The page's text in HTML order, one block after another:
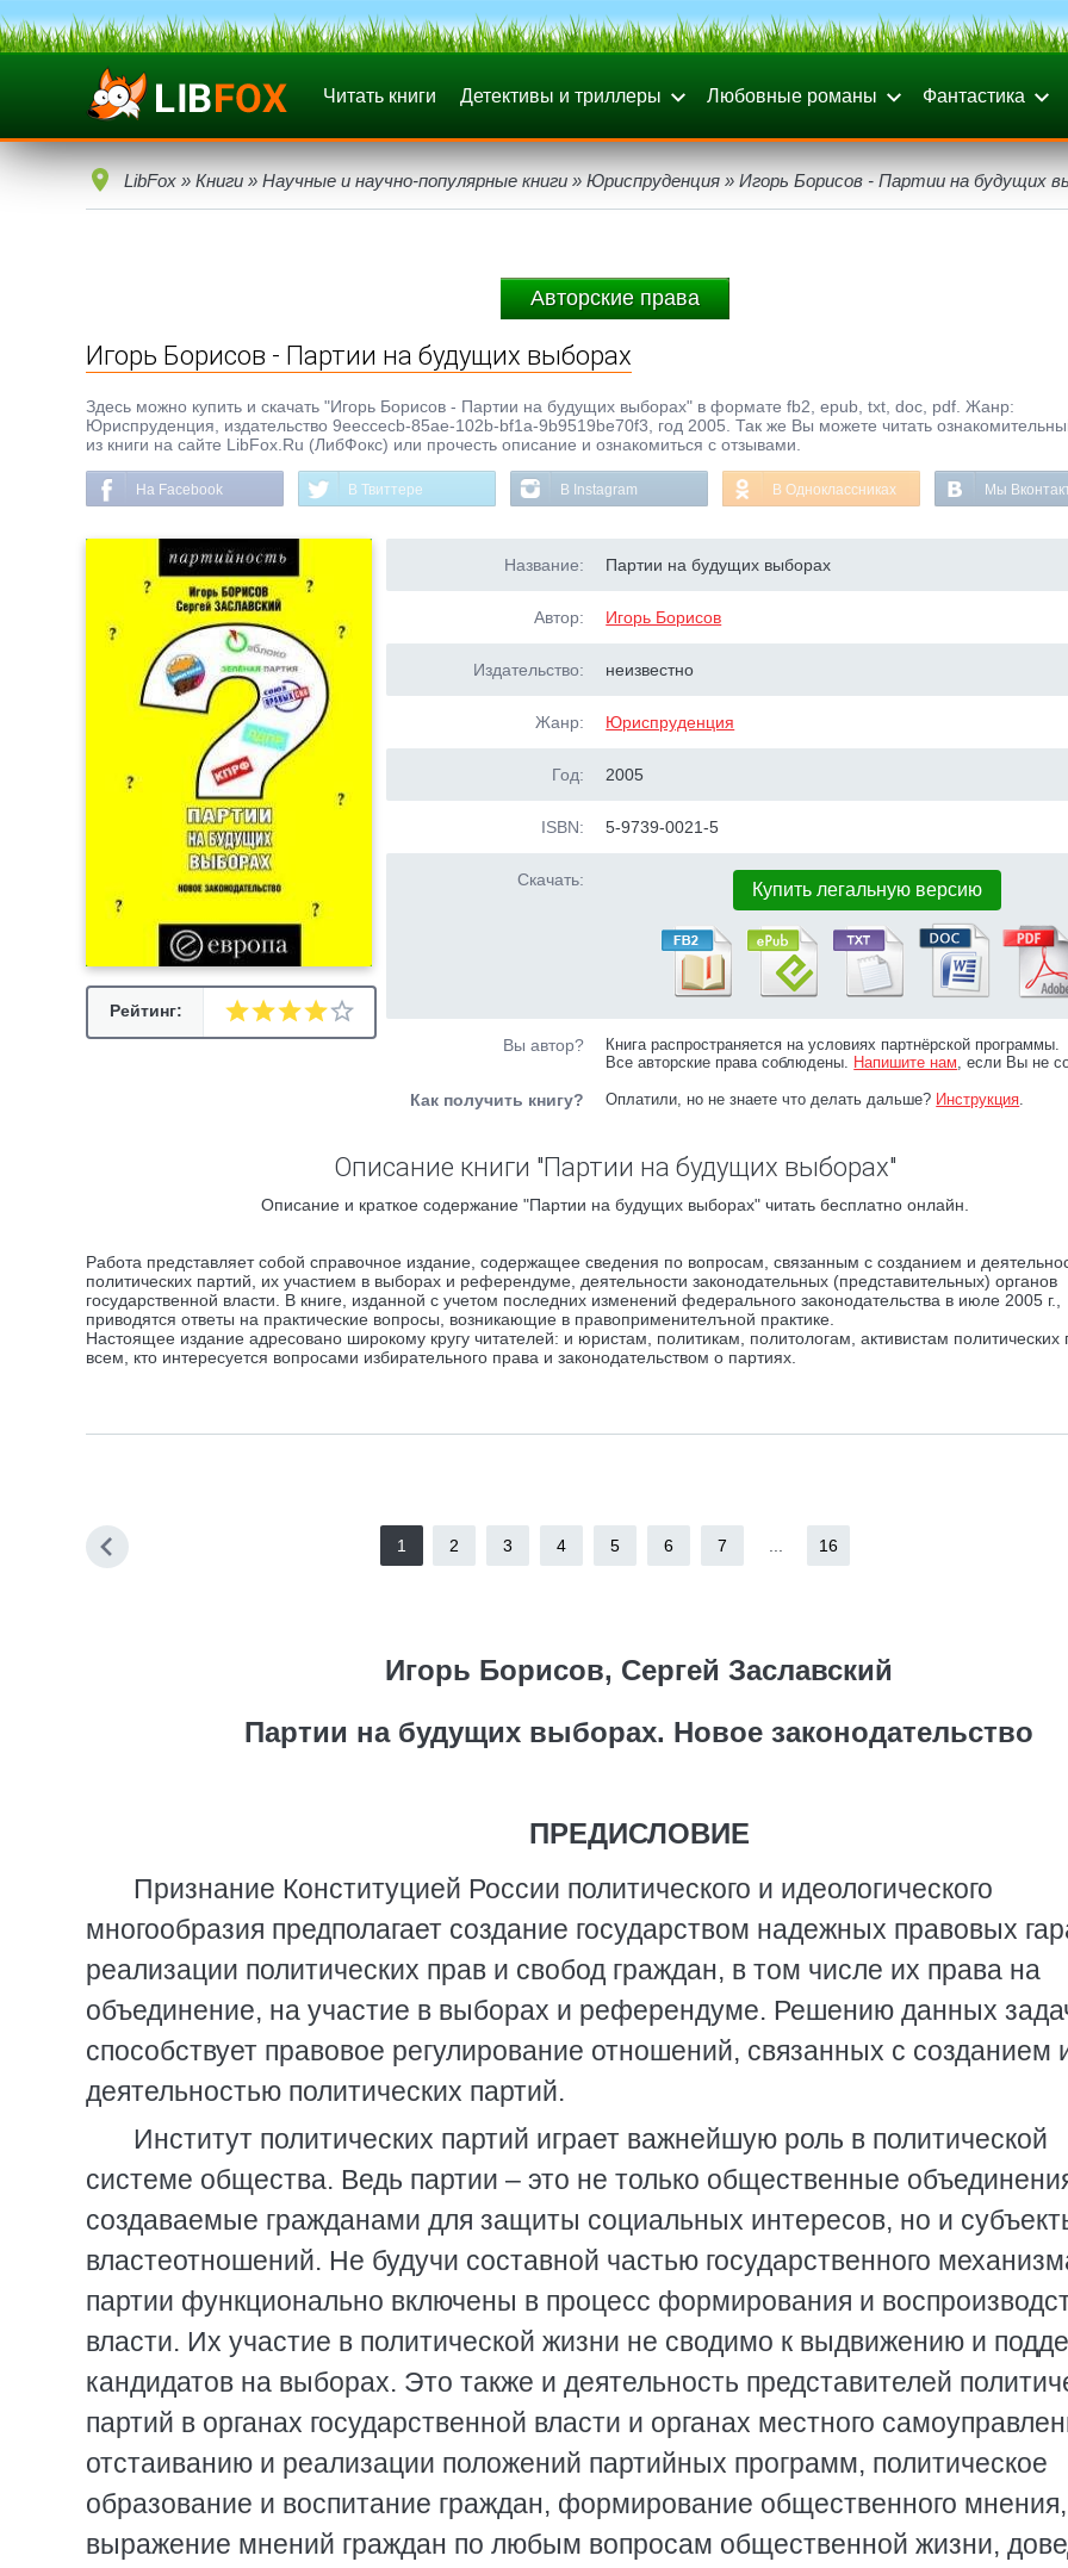
Читать книги Детективы и триллеры Любовные романы Фантастика
LibFox » Книги » Научные и научно-популярные книги » Юриспруденция » Игорь Борисов - Партии на будущих
Авторские права
Игорь Борисов - Партии на будущих выборах
Здесь можно купить и скачать "Игорь Борисов - Партии на будущих выборах" в формате fb2, epub, txt, doc, pdf. Жанр:
Юриспруденция, издательство 9eeccecb-85ae-102b-bf1a-9b9519be70f3, год 2005. Так же Вы можете читать
из книги на сайте LibFox.Ru (ЛибФокс) или прочесть описание и ознакомиться с отзывами.
На Facebook В Твиттере В Instagram В Одноклассниках Мы
Рейтинг:
Название: Партии на будущих выборах
Автор: Игорь Борисов
Издательство: неизвестно
Жанр: Юриспруденция
Год: 2005
ISBN: 5-9739-0021-5
Скачать: Купить легальную версию
Вы автор?
Книга распространяется на условиях партнёрской программы.
Все авторские права соблюдены. Напишите нам, если Вы не
Как получить книгу? Оплатили, но не знаете что делать дальше? Инструкция.
Описание книги "Партии на будущих выборах"
Описание и краткое содержание "Партии на будущих выборах" читать бесплатно онлайн.
Работа представляет собой справочное издание, содержащее сведения по вопросам, связанным с созданием и
политических партий, их участием в выборах и референдуме, деятельности законодательных (представительных) органов
государственной власти. В книге, изданной с учетом последних изменений федерального законодательства в июле 2005 г.,
приводятся ответы на практические вопросы, возникающие в правоприменителъной практике.
Настоящее издание адресовано широкому кругу читателей: и юристам, политикам, политологам, активистам политических
всем, кто интересуется вопросами избирательного права и законодательством о партиях.
1 2 3 4 5 6 7 16
Игорь Борисов, Сергей Заславский
Партии на будущих выборах. Новое законодательство
ПРЕДИСЛОВИЕ
Признание Конституцией России политического и идеологического
многообразия предполагает создание государством надежных правовых
реализации политических прав и свобод граждан, в том числе их права на
объединение, на участие в выборах и референдуме. Решению данных
способствует правовое регулирование отношений, связанных с созданием
деятельностью политических партий.
Институт политических партий играет важнейшую роль в политической
системе общества. Ведь партии – это не только общественные
создаваемые гражданами для защиты социальных интересов, но и
властеотношений. Не будучи составной частью государственного
партии функционально включены в процесс формирования и
власти. Их участие в политической жизни не сводимо к выдвижению и
кандидатов на выборах. Это также и деятельность представителей
партий в органах государственной власти и органах местного
отстаиванию и реализации положений партийных программ, политическое
образование и воспитание граждан, формирование общественного мнения,
выражение мнений граждан по любым вопросам общественной жизни,